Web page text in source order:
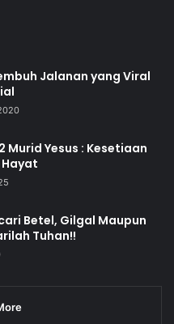
Jalanan yang Viral
Murid Yesus : Kesetiaan
Betel, Gilgal Maupun
Tuhan!!